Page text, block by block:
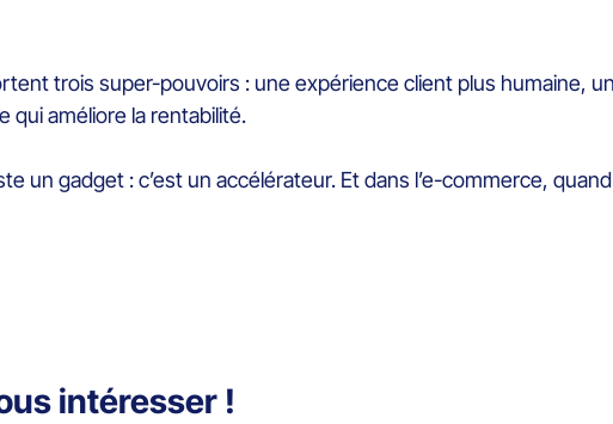
trois super-pouvoirs : une expérience client plus humaine,
qui améliore la rentabilité.
un gadget : c’est un accélérateur. Et dans l’e-commerce,
intéresser !